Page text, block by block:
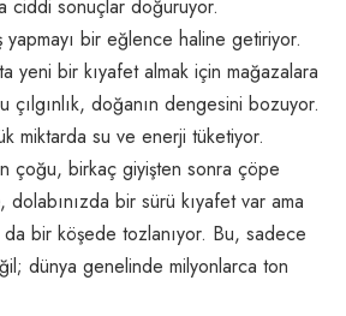
ciddi sonuçlar doğuruyor.
yapmayı bir eğlence haline getiriyor.
yeni bir kıyafet almak için mağazalara
çılgınlık, doğanın dengesini bozuyor.
miktarda su ve enerji tüketiyor.
çoğu, birkaç giyişten sonra çöpe
dolabınızda bir sürü kıyafet var ama
bir köşede tozlanıyor. Bu, sadece
dünya genelinde milyonlarca ton